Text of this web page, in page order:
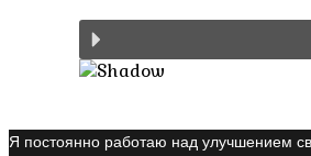
Я постоянно работаю над улучшением